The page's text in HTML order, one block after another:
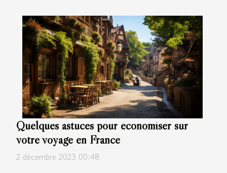
Quelques astuces pour économiser sur
votre voyage en France
2 décembre 2023 00:48